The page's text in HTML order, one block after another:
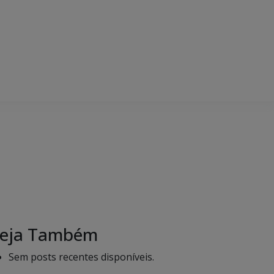
Também
Sem posts recentes disponíveis.